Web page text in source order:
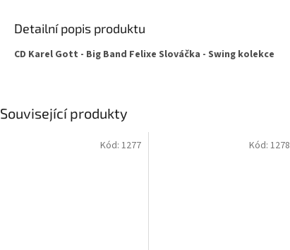
Detailní popis produktu
CD Karel Gott - Big Band Felixe Slováčka - Swing kolekce
Související produkty
Kód: 1277 Kód: 1278